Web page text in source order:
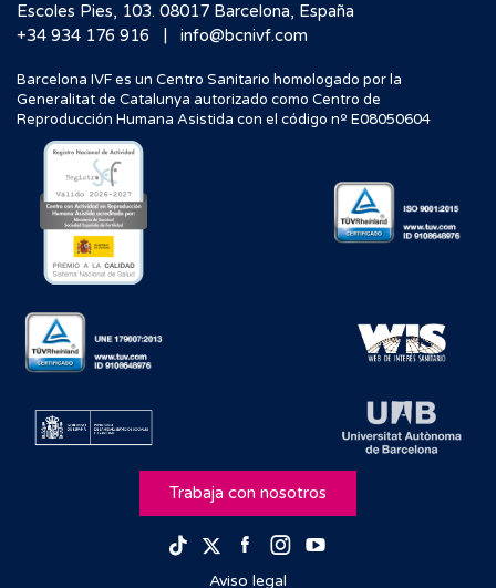
Escoles Pies, 103. 08017 Barcelona, España
+34 934 176 916
| info@bcnivf.com
Barcelona IVF es un Centro Sanitario homologado por la
Generalitat de Catalunya autorizado como Centro de
Reproducción Humana Asistida con el código nº E08050604
Trabaja con nosotros
TikTokTwitterFacebook
Instagram
Aviso legal